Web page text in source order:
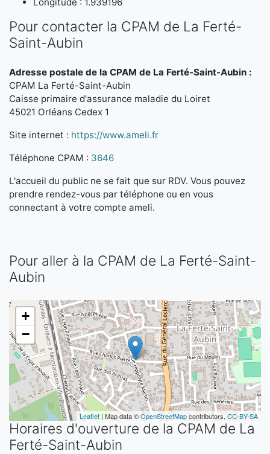
Pour contacter la CPAM de La Ferté-
Saint-Aubin
Adresse postale de la CPAM de La Ferté-Saint-Aubin :
CPAM La Ferté-Saint-Aubin
Caisse primaire d'assurance maladie du Loiret
45021 Orléans Cedex 1
Site internet : https://www.ameli.fr
Téléphone CPAM : 3646
L'accueil du public ne se fait que sur RDV. Vous pouvez
prendre rendez-vous par téléphone ou en vous
connectant à votre compte ameli.
Pour aller à la CPAM de La Ferté-Saint-
Aubin
+
−
Leaflet | Map data ©OpenStreetMapcontributors,CC-BY-SA
Horaires d'ouverture de la CPAM de La
Ferté-Saint-Aubin